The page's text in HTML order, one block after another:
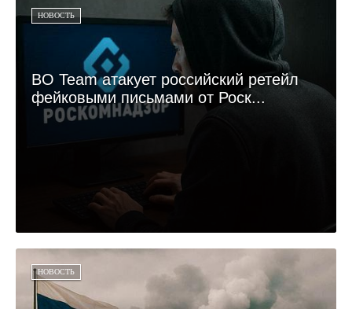
НОВОСТЬ
BO Team атакует российский ретейл
фейковыми письмами от Роск...
НОВОСТЬ